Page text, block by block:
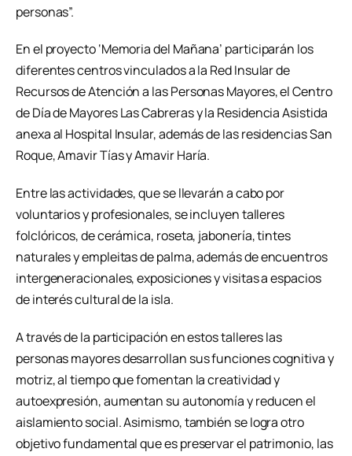
personas”.
En el proyecto ‘Memoria del Mañana’ participarán los
diferentes centros vinculados a la Red Insular de
Recursos de Atención a las Personas Mayores, el Centro
de Día de Mayores Las Cabreras y la Residencia Asistida
anexa al Hospital Insular, además de las residencias San
Roque, Amavir Tías y Amavir Haría.
Entre las actividades, que se llevarán a cabo por
voluntarios y profesionales, se incluyen talleres
folclóricos, de cerámica, roseta, jabonería, tintes
naturales y empleitas de palma, además de encuentros
intergeneracionales, exposiciones y visitas a espacios
de interés cultural de la isla.
A través de la participación en estos talleres las
personas mayores desarrollan sus funciones cognitiva y
motriz, al tiempo que fomentan la creatividad y
autoexpresión, aumentan su autonomía y reducen el
aislamiento social. Asimismo, también se logra otro
objetivo fundamental que es preservar el patrimonio, las